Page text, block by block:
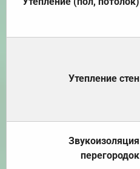
Утепление стен
Звукоизоляция
перегородок